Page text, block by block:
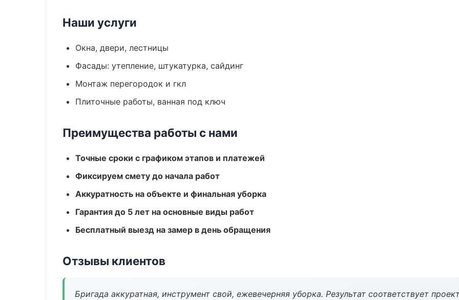
Наши услуги
Окна, двери, лестницы
Фасады: утепление, штукатурка, сайдинг
Монтаж перегородок и гкл
Плиточные работы, ванная под ключ
Преимущества работы с нами
Точные сроки с графиком этапов и платежей
Фиксируем смету до начала работ
Аккуратность на объекте и финальная уборка
Гарантия до 5 лет на основные виды работ
Бесплатный выезд на замер в день обращения
Отзывы клиентов
Бригада аккуратная, инструмент свой, ежевечерняя уборка. Результат соответствует